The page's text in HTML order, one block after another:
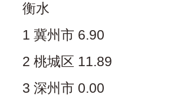
衡水
1 冀州市 6.90
2 桃城区 11.89
3 深州市 0.00